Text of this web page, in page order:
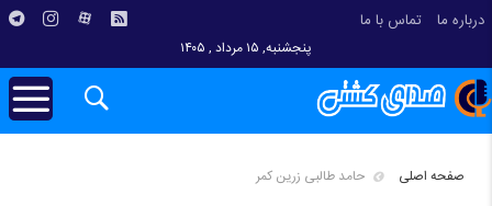
درباره ما تماس با ما
پنجشنبه, ۱۵ مرداد , ۱۴۰۵
صفحه اصلی حامد طالبی زرین کمر